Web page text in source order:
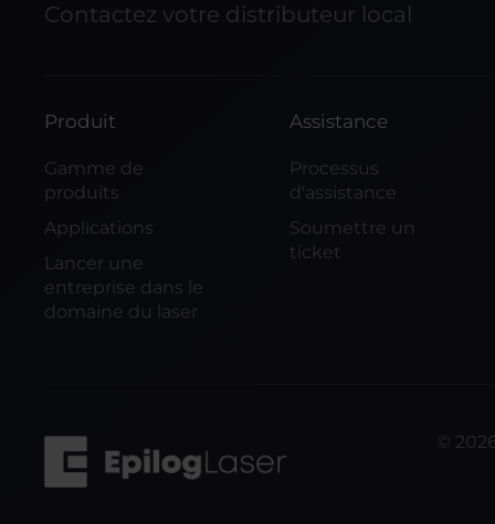
Contactez votre distributeur local
Produit
Gamme de
produits
Applications
Lancer une
entreprise dans le
domaine du laser
Assistance
Processus
d'assistance
Soumettre un
ticket
©